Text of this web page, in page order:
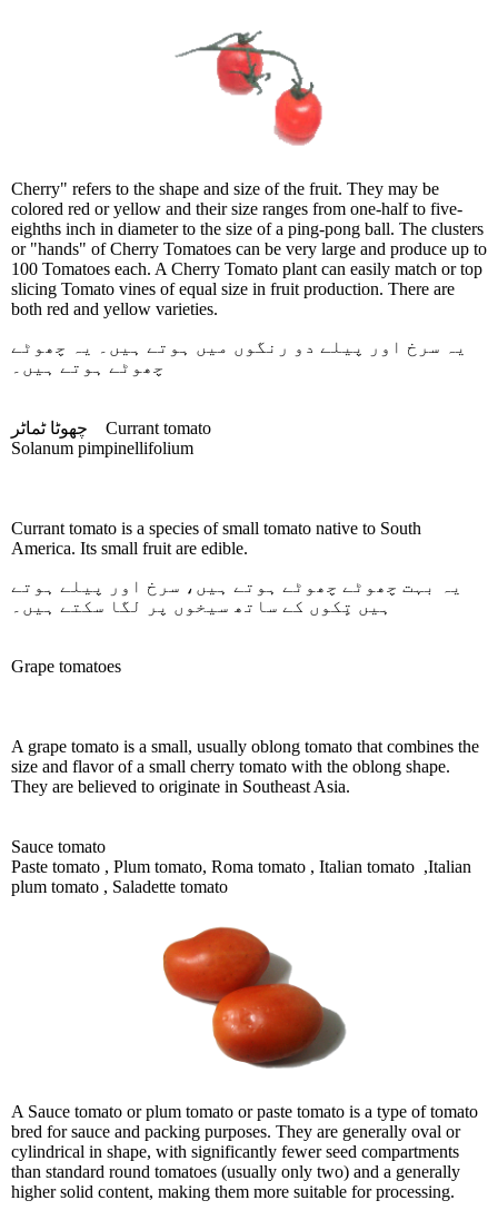
Cherry" refers to the shape and size of the fruit. They may be
colored red or yellow and their size ranges from one-half to five-
eighths inch in diameter to the size of a ping-pong ball. The clusters
or "hands" of Cherry Tomatoes can be very large and produce up to
100 Tomatoes each. A Cherry Tomato plant can easily match or top
slicing Tomato vines of equal size in fruit production. There are
both red and yellow varieties.
یہ سرخ اور پیلے دو رنگوں میں ہوتے ہیں۔ یہ چھوٹے
چھوٹے ہوتے ہیں۔
Currant tomato
Solanum pimpinellifolium
Currant tomato is a species of small tomato native to South
America. Its small fruit are edible.
یہ بہت چھوٹے چھوٹے ہوتے ہیں، سرخ اور پیلے ہوتے
ہیں تٍکوں کے ساتھ سیخوں پر لگا سکتے ہیں۔
Grape tomatoes
A grape tomato is a small, usually oblong tomato that combines the
size and flavor of a small cherry tomato with the oblong shape.
They are believed to originate in Southeast Asia.
Sauce tomato
Paste tomato , Plum tomato, Roma tomato , Italian tomato ,Italian
plum tomato , Saladette tomato
A Sauce tomato or plum tomato or paste tomato is a type of tomato
bred for sauce and packing purposes. They are generally oval or
cylindrical in shape, with significantly fewer seed compartments
than standard round tomatoes (usually only two) and a generally
higher solid content, making them more suitable for processing.